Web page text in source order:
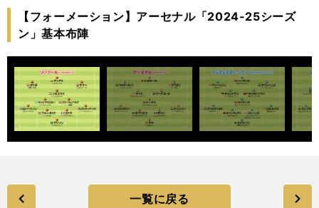
【フォーメーション】アーセナル「2024-25シーズ
ン」基本布陣
一覧に戻る